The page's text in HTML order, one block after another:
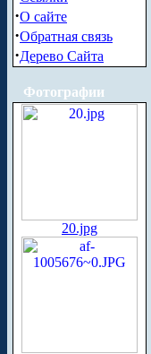
·О сайте
·Обратная связь
·Дерево Сайта
Фотографии
20.jpg